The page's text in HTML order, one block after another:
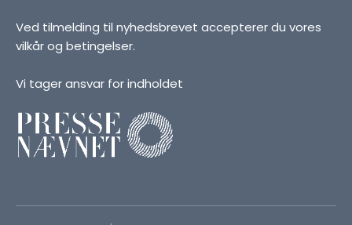
Ved tilmelding til nyhedsbrevet accepterer du vores
vilkår og betingelser.
Vi tager ansvar for indholdet